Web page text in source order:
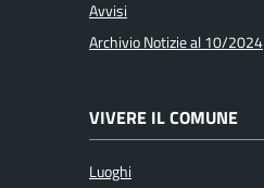
Avvisi
Archivio Notizie al 10/2024
VIVERE IL COMUNE
Luoghi